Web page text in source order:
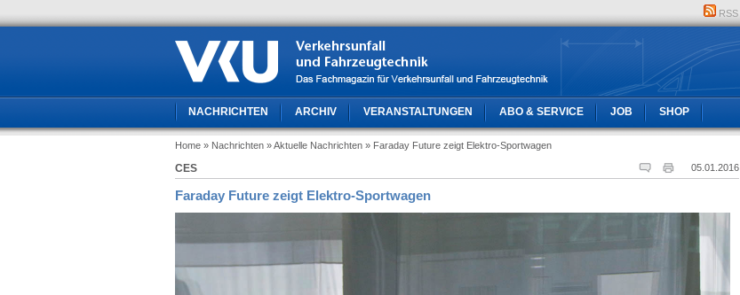
RSS
NACHRICHTEN ARCHIV VERANSTALTUNGEN ABO & SERVICE JOB SHOP
Home » Nachrichten » Aktuelle Nachrichten » Faraday Future zeigt Elektro-Sportwagen
05.01.2016
CES
Faraday Future zeigt Elektro-Sportwagen